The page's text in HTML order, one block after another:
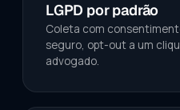
LGPD por padrão
Coleta com
seguro, opt-out a um
advogado.